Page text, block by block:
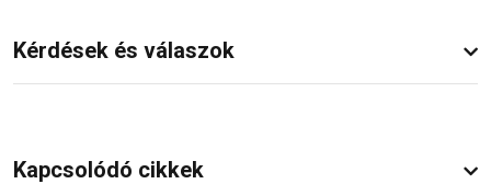
Kérdések és válaszok
Kapcsolódó cikkek